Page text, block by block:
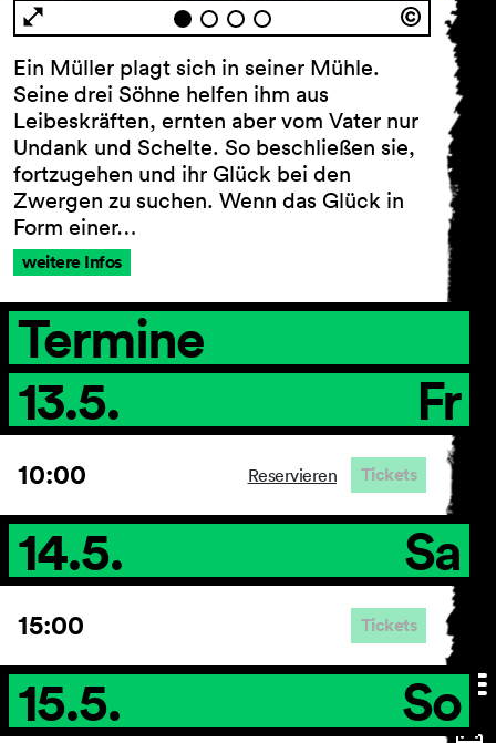
AGB
Datenschutz
Barrierefreiheitserklärung
Ein Müller plagt sich in seiner Mühle.
Seine drei Söhne helfen ihm aus
Leibeskräften, ernten aber vom Vater nur
Undank und Schelte. So beschließen sie,
fortzugehen und ihr Glück bei den
Zwergen zu suchen. Wenn das Glück in
Form einer…
weitere Infos
Termine
13.5.
Fr
10:00 Reservieren Tickets
14.5. Sa
15:00 Tickets
15.5. So